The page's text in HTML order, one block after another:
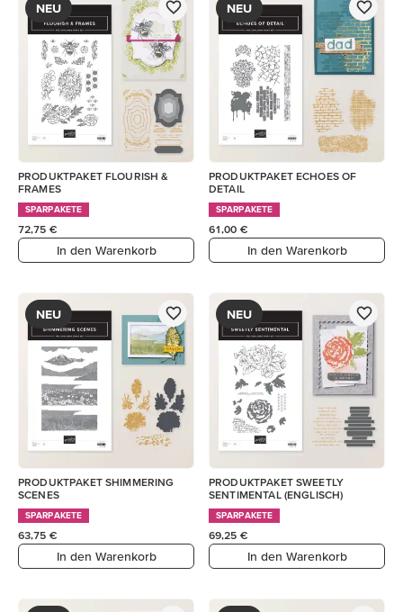
NEU
PRODUKTPAKET FLOURISH &
FRAMES
SPARPAKETE
72,75 €
In den Warenkorb
NEU
PRODUKTPAKET ECHOES OF
DETAIL
SPARPAKETE
61,00 €
In den Warenkorb
NEU
PRODUKTPAKET SHIMMERING
SCENES
SPARPAKETE
63,75 €
In den Warenkorb
NEU
PRODUKTPAKET SWEETLY
SENTIMENTAL (ENGLISCH)
SPARPAKETE
69,25 €
In den Warenkorb